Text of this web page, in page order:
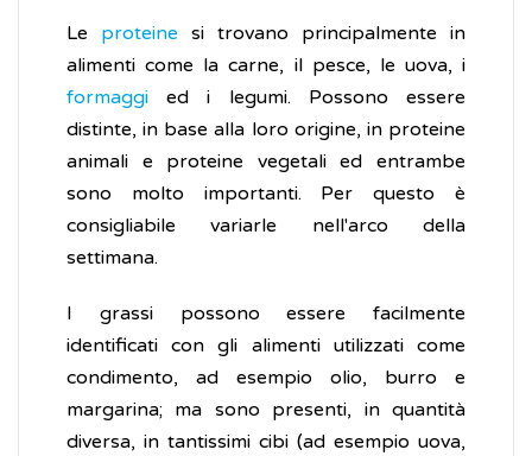
Le proteine si trovano principalmente in
alimenti come la carne, il pesce, le uova, i
formaggied i legumi. Possono essere
distinte, in base alla loro origine, in proteine
animali e proteine vegetali ed entrambe
sono molto importanti. Per questo è
consigliabile variarle nell'arco della
settimana.
I grassi possono essere facilmente
identificati con gli alimenti utilizzati come
condimento, ad esempio olio, burro e
margarina; ma sono presenti, in quantità
diversa, in tantissimi cibi (ad esempio uova,